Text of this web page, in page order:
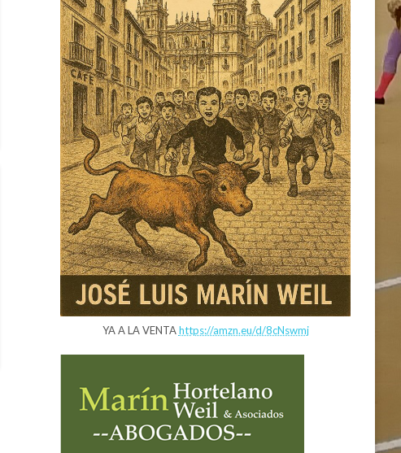
YA A LA VENTAhttps://amzn.eu/d/8cNswmj